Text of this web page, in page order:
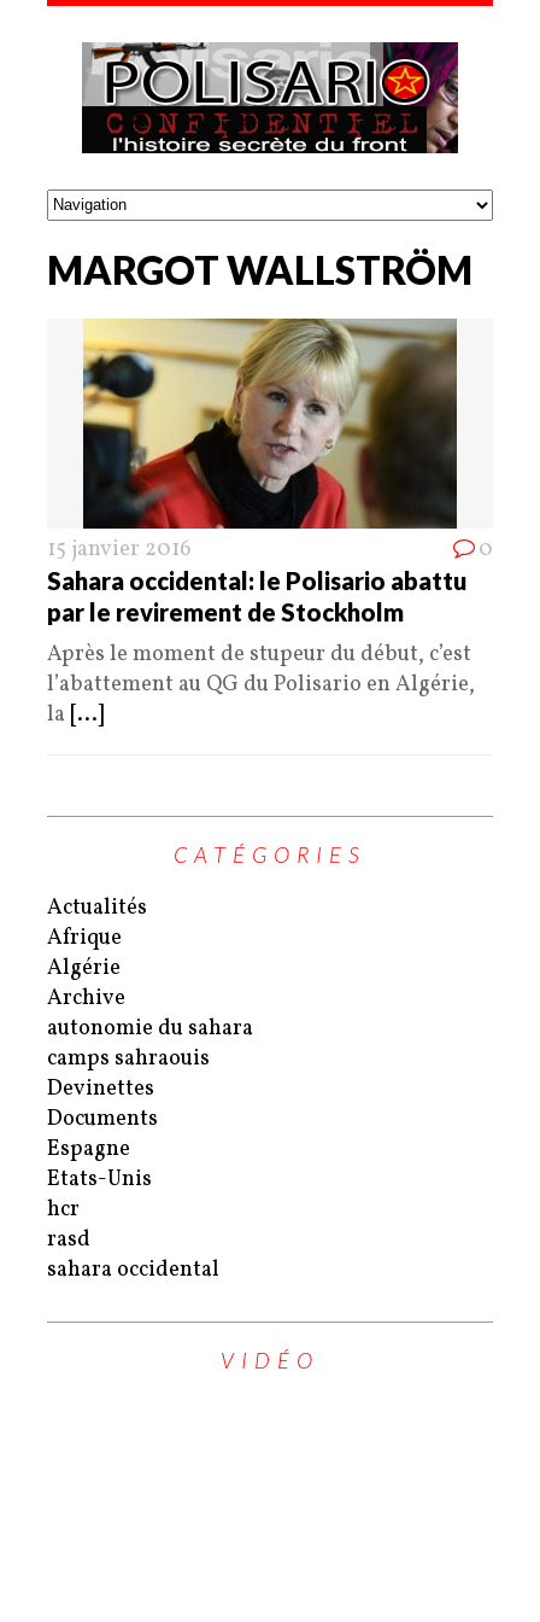
MARGOT WALLSTRÖM
15 janvier 2016 0
Sahara occidental: le Polisario abattu
par le revirement de Stockholm
Après le moment de stupeur du début, c’est
l’abattement au QG du Polisario en Algérie,
la [...]
CATÉGORIES
Actualités
Afrique
Algérie
Archive
autonomie du sahara
camps sahraouis
Devinettes
Documents
Espagne
Etats-Unis
hcr
rasd
sahara occidental
VIDÉO